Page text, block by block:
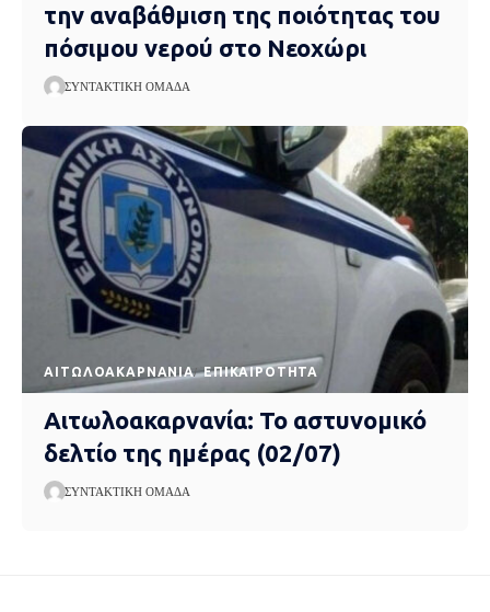
την αναβάθμιση της ποιότητας του
πόσιμου νερού στο Νεοχώρι
ΣΥΝΤΑΚΤΙΚΉ ΟΜΆΔΑ
AΙΤΩΛΟΑΚΑΡΝΑΝΊΑ EΠΙΚΑΙΡΌΤΗΤΑ
Αιτωλοακαρνανία: Το αστυνομικό
δελτίο της ημέρας (02/07)
ΣΥΝΤΑΚΤΙΚΉ ΟΜΆΔΑ